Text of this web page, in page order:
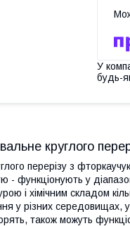
У
будь-
круглого
перерізу з
- функціонують у
і хімічним складом
у різних
також можуть